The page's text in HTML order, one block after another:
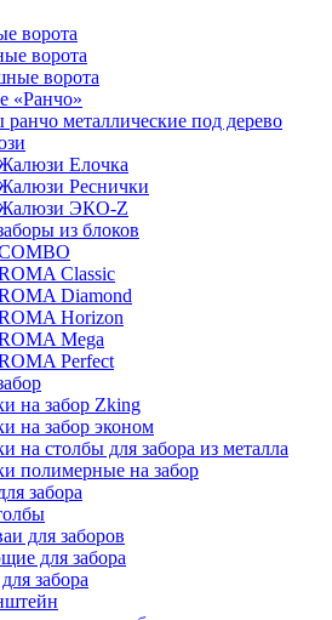
ворота
ворота
ворота
«Ранчо»
ранчо металлические под дерево
Елочка
Реснички
Жалюзи ЭКО-Z
из блоков
Classic
Diamond
Horizon
Mega
Perfect
на забор Zking
на забор эконом
на столбы для забора из металла
полимерные на забор
забора
для заборов
для забора
забора